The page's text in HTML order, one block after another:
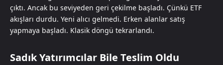
çıktı. Ancak bu seviyeden geri çekilme başladı. Çünkü ETF
akışları durdu. Yeni alıcı gelmedi. Erken alanlar satış
yapmaya başladı. Klasik döngü tekrarlandı.
Sadık Yatırımcılar Bile Teslim Oldu